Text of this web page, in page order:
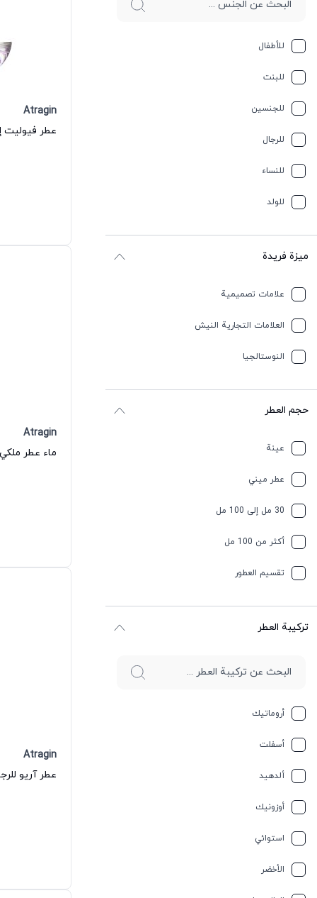
للأطفال
للبنت
للجنسين
للرجال
للنساء
للولد
ميزة فريدة
علامات تصميمية
العلامات التجارية النيش
النوستالجيا
حجم العطر
عينة
عطر ميني
30 مل إلى 100 مل
أكثر من 100 مل
تقسیم العطور
ترکیبة العطر
أروماتيك
أسفلت
ألدهيد
أوزونيك
استوائي
الأخضر
Atragin
عطر فيوليت
Atragin
ماء عطر ملكي
Atragin
عطر آريو